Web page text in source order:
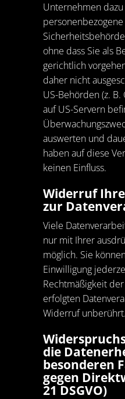
Unternehmen
ohne dass Sie als
gerichtlich
daher nicht
US-Behörden (z.
auf US-Servern
auswerten und
haben auf diese
keinen Einfluss.
Widerruf
zur
Viele
nur mit Ihrer
möglich. Sie
Einwilligung
Rechtmäßigkeit
erfolgten
Widerruf unberührt.
die
besonderen
gegen
21 DSGVO)